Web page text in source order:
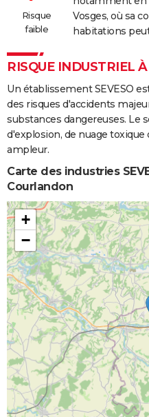
Risque
faible
Vosges, où sa
habitations
RISQUE INDUSTRIEL
Un établissement SEVESO
des risques d'accidents
substances dangereuses. Le
d'explosion, de nuage toxique
ampleur.
Carte des industries
Courlandon
+
−